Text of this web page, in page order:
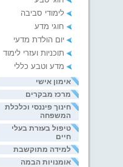
לימודי סביבה
חוגי מדע
יום הולדת מדעי
תוכניות ועזרי לימוד
מדע וטבע כללי
אימון אישי
מרכז מבקרים
חינוך פיננסי וכלכלת
המשפחה
טיפול בעזרת בעלי
חיים
למידה מתוקשבת
אומנויות הבמה